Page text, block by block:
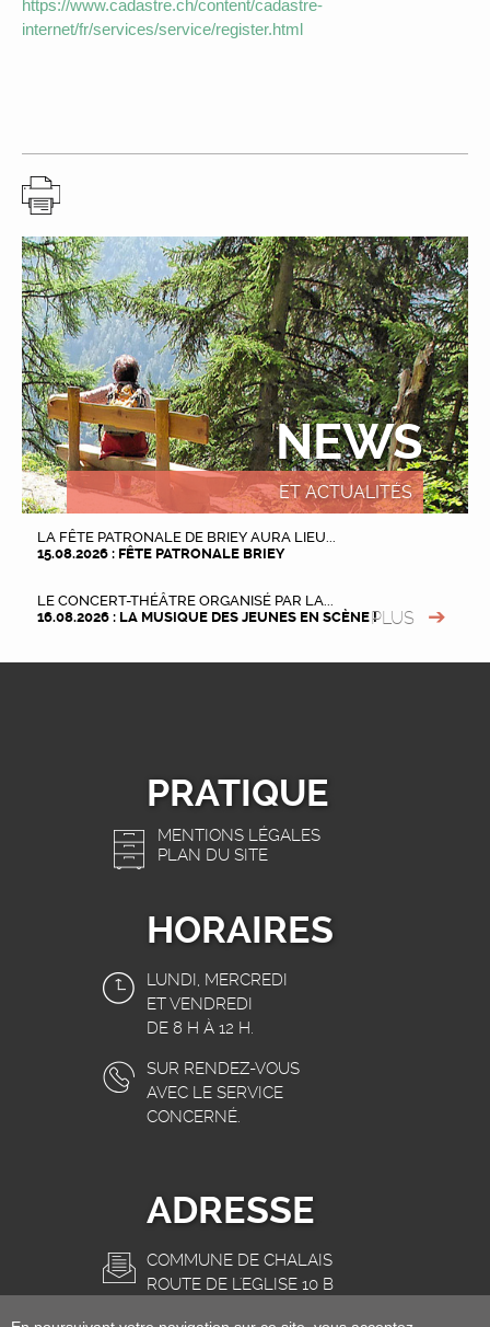
https://www.cadastre.ch/content/cadastre-
internet/fr/services/service/register.html
NEWS
ET ACTUALITÉS
LA FÊTE PATRONALE DE BRIEY AURA LIEU...
15.08.2026 : FÊTE PATRONALE BRIEY
LE CONCERT-THÉÂTRE ORGANISÉ PAR LA...
16.08.2026 : LA MUSIQUE DES JEUNES EN SCÈNE !PLUS
PRATIQUE
MENTIONS LÉGALES
PLAN DU SITE
HORAIRES
LUNDI, MERCREDI
ET VENDREDI
DE 8 H À 12 H.
SUR RENDEZ-VOUS
AVEC LE SERVICE
CONCERNÉ.
ADRESSE
COMMUNE DE CHALAIS
ROUTE DE L'EGLISE 10 B